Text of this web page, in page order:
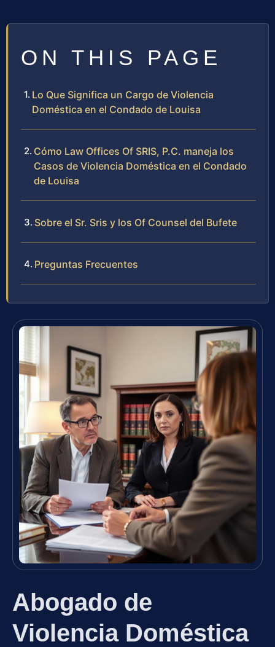
ON THIS PAGE
Lo Que Significa un Cargo de Violencia
Doméstica en el Condado de Louisa
Cómo Law Offices Of SRIS, P.C. maneja los
Casos de Violencia Doméstica en el Condado
de Louisa
Sobre el Sr. Sris y los Of Counsel del Bufete
Preguntas Frecuentes
Abogado de
Violencia Doméstica